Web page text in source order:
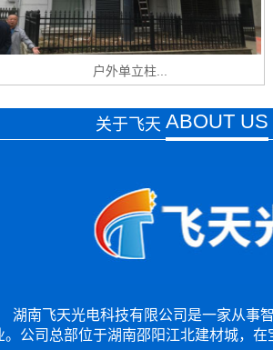
户外单立柱...
关于飞天 ABOUT US
南飞天光电科技有限公司是一家从事
。公司总部位于湖南邵阳江北建材城，